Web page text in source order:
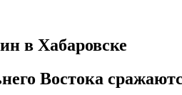
в Хабаровске
Востока